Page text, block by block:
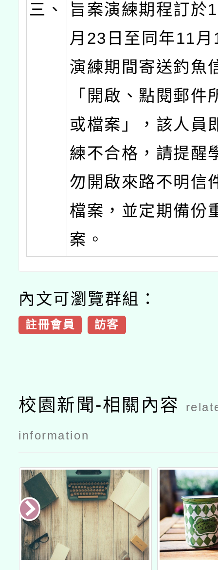
三、
旨案演練期程訂於
月23日至同年11
演練期間寄送釣魚
「開啟、點閱郵件
或檔案」，該人員
練不合格，請提醒
勿開啟來路不明信
檔案，並定期備份
案。
內文可瀏覽群組：
註冊會員 訪客
校園新聞-相關內容
information